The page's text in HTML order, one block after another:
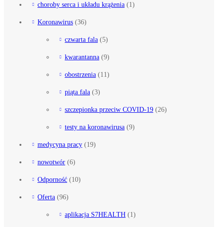
choroby serca i układu krążenia (1)
Koronawirus (36)
czwarta fala (5)
kwarantanna (9)
obostrzenia (11)
piąta fala (3)
szczepionka przeciw COVID-19 (26)
testy na koronawirusa (9)
medycyna pracy (19)
nowotwór (6)
Odporność (10)
Oferta (96)
aplikacja S7HEALTH (1)